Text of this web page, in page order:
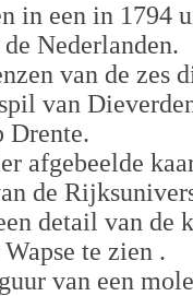
in een in 1794
Nederlanden.
van de zes
van
Drente.
afgebeelde
de
detail van de
te zien .
van een